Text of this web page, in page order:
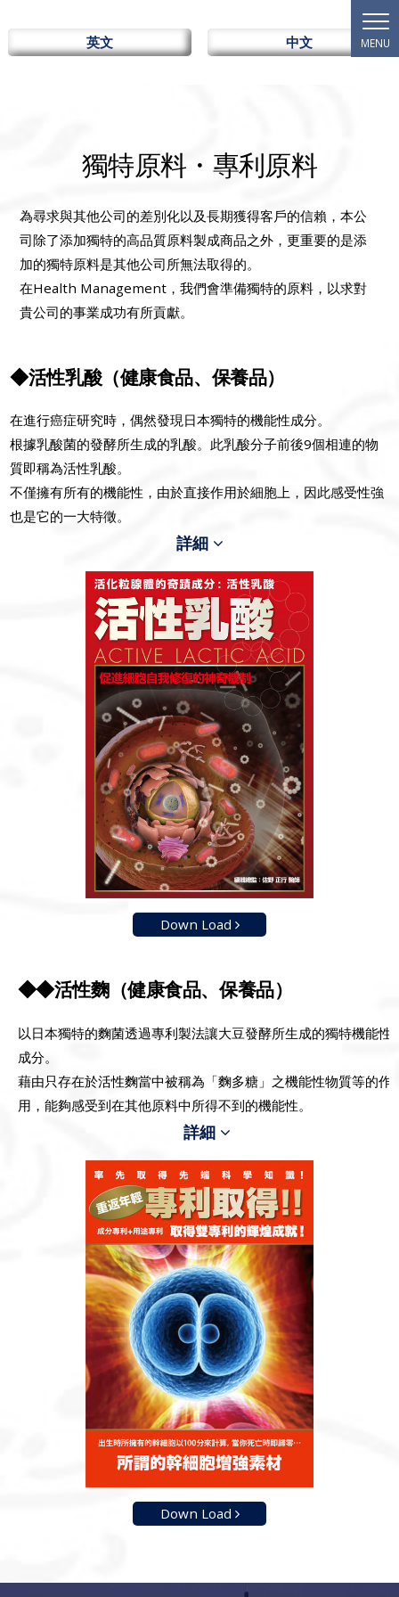
英文 中文
獨特原料・專利原料
為尋求與其他公司的差別化以及長期獲得客戶的信賴，本公
司除了添加獨特的高品質原料製成商品之外，更重要的是添
加的獨特原料是其他公司所無法取得的。
在Health Management，我們會準備獨特的原料，以求對
貴公司的事業成功有所貢獻。
◆活性乳酸（健康食品、保養品）
在進行癌症研究時，偶然發現日本獨特的機能性成分。
根據乳酸菌的發酵所生成的乳酸。此乳酸分子前後9個相連的物
質即稱為活性乳酸。
不僅擁有所有的機能性，由於直接作用於細胞上，因此感受性強
也是它的一大特徵。
詳細
Down Load
◆◆活性麴（健康食品、保養品）
以日本獨特的麴菌透過專利製法讓大豆發酵所生成的獨特機能性
成分。
藉由只存在於活性麴當中被稱為「麴多糖」之機能性物質等的作
用，能夠感受到在其他原料中所得不到的機能性。
詳細
Down Load